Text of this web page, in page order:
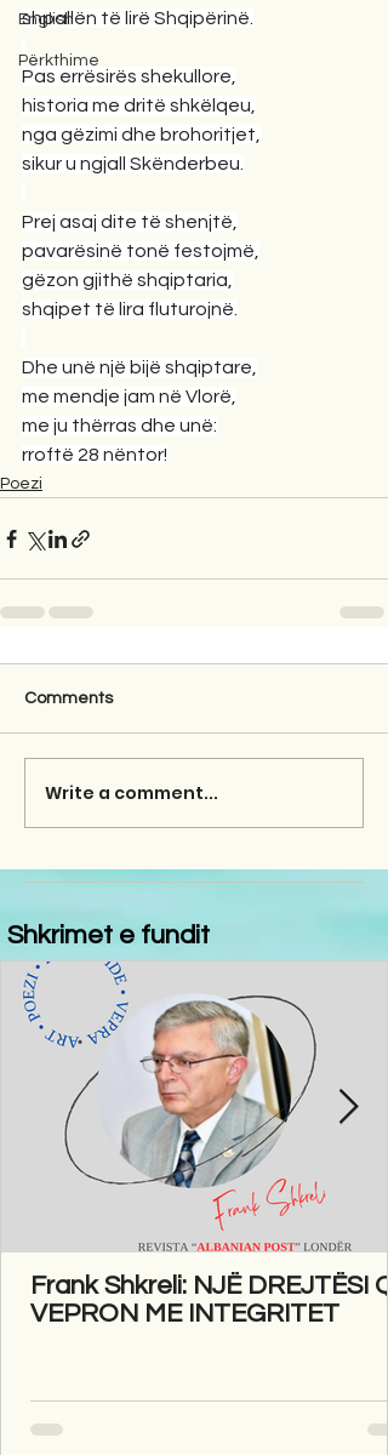
English
Përkthime
shpallën të lirë Shqipërinë.
Pas errësirës shekullore,
historia me dritë shkëlqeu,
nga gëzimi dhe brohoritjet,
sikur u ngjall Skënderbeu.
Prej asaj dite të shenjtë,
pavarësinë tonë festojmë,
gëzon gjithë shqiptaria,
shqipet të lira fluturojnë.
Dhe unë një bijë shqiptare,
me mendje jam në Vlorë,
me ju thërras dhe unë:
rroftë 28 nëntor!
Poezi
Comments
Write a comment...
Shkrimet e fundit
Frank Shkreli: NJË DREJTËSI
VEPRON ME INTEGRITET